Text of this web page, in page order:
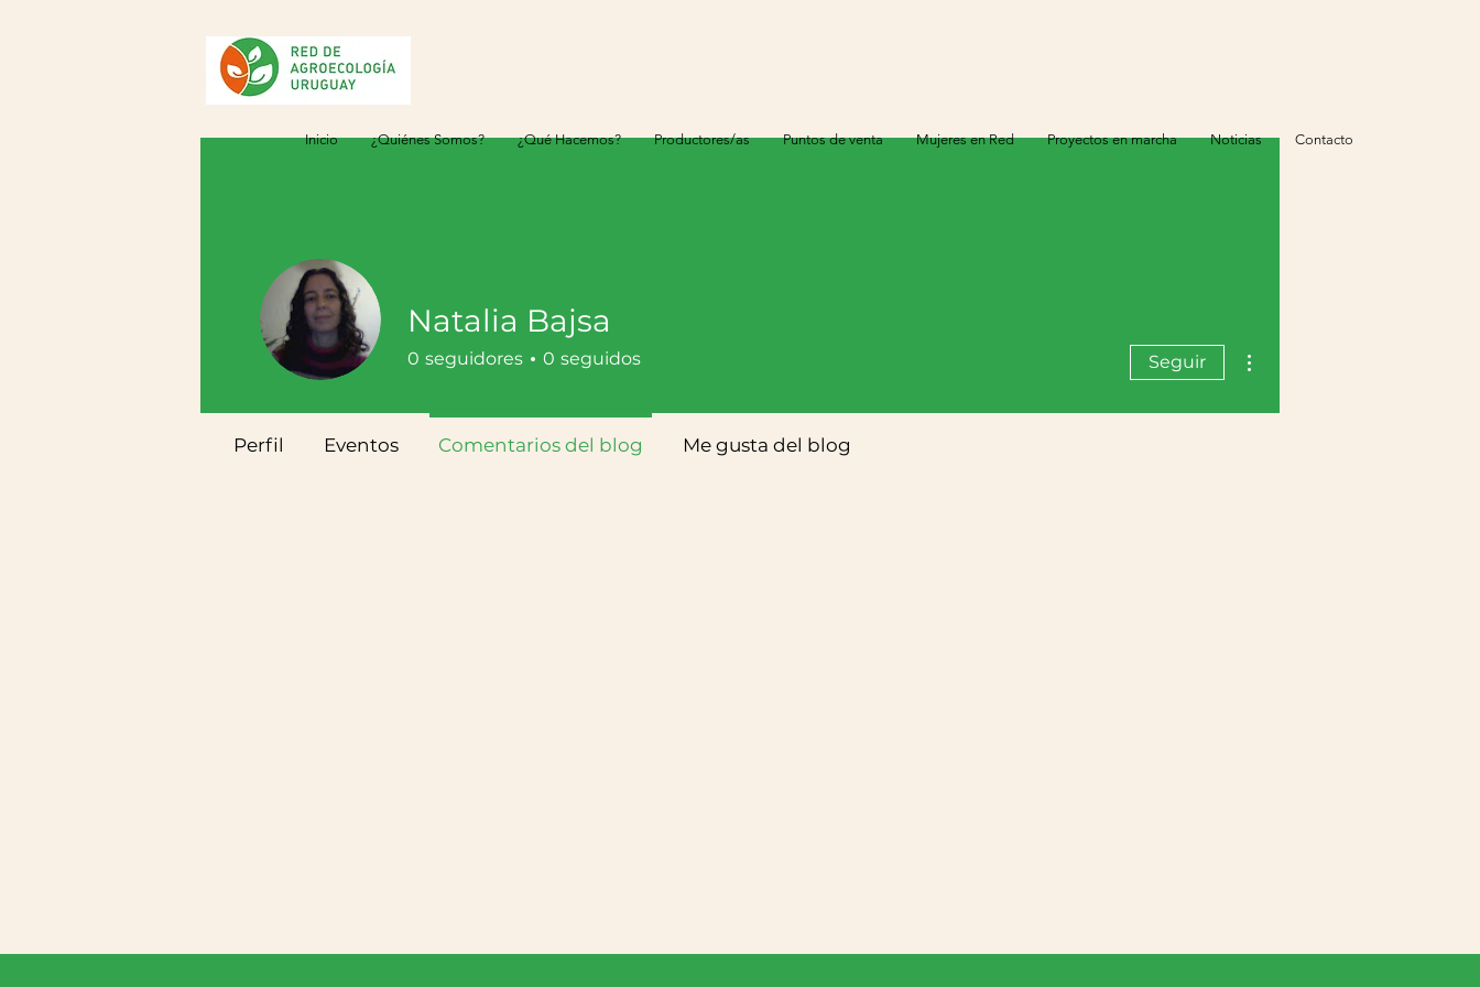
Inicio ¿Quiénes Somos? ¿Qué Hacemos? Productores/as Puntos de venta Mujeres en Red Proyectos en marcha Noticias Contacto
Natalia Bajsa
0 seguidores 0 seguidos Seguir
Perfil Eventos Comentarios del blog Me gusta del blog